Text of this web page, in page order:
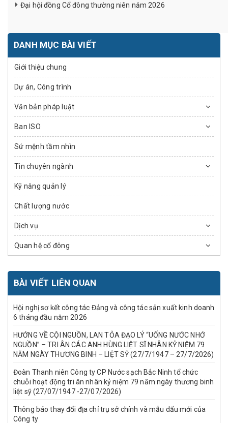
Đại hội đồng Cổ đông thường niên năm 2026
DANH MỤC BÀI VIẾT
Giới thiệu chung
Dự án, Công trình
Văn bản pháp luật
Ban ISO
Sứ mệnh tầm nhìn
Tin chuyên ngành
Kỹ năng quản lý
Chất lượng nước
Dịch vụ
Quan hệ cổ đông
BÀI VIẾT LIÊN QUAN
Hội nghị sơ kết công tác Đảng và công tác sản xuất kinh doanh
6 tháng đầu năm 2026
HƯỚNG VỀ CỘI NGUỒN, LAN TỎA ĐẠO LÝ “UỐNG NƯỚC NHỚ
NGUỒN” – TRI ÂN CÁC ANH HÙNG LIỆT SĨ NHÂN KỶ NIỆM 79
NĂM NGÀY THƯƠNG BINH – LIỆT SỸ (27/7/1947 – 27/7/2026)
Đoàn Thanh niên Công ty CP Nước sạch Bắc Ninh tổ chức
chuỗi hoạt động tri ân nhân kỷ niệm 79 năm ngày thương binh
liệt sỹ (27/07/1947 -27/07/2026)
Thông báo thay đổi địa chỉ trụ sở chính và mẫu dấu mới của
Công ty